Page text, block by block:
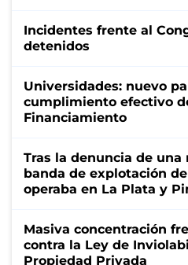
Incidentes frente al
detenidos
Universidades: nuevo
cumplimiento efectivo
Financiamiento
Tras la denuncia de una
banda de explotación
operaba en La Plata y
Masiva concentración
contra la Ley de
Propiedad Privada